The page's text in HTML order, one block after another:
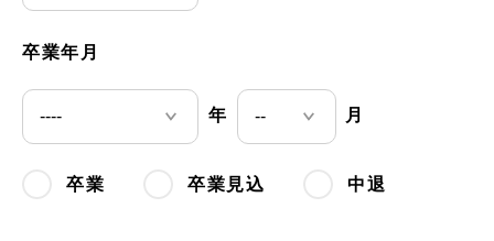
卒業年月
年 月
卒業 卒業見込 中退